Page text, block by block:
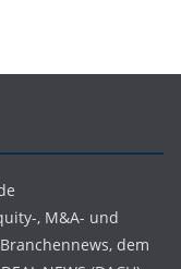
, M&A- und
dem